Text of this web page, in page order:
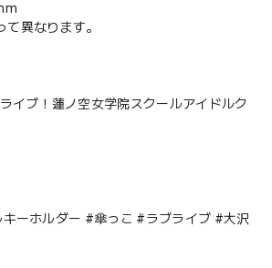
異なります。
イブ！蓮ノ空女学院スクールアイドルク
ーホルダー #傘っこ #ラブライブ #大沢